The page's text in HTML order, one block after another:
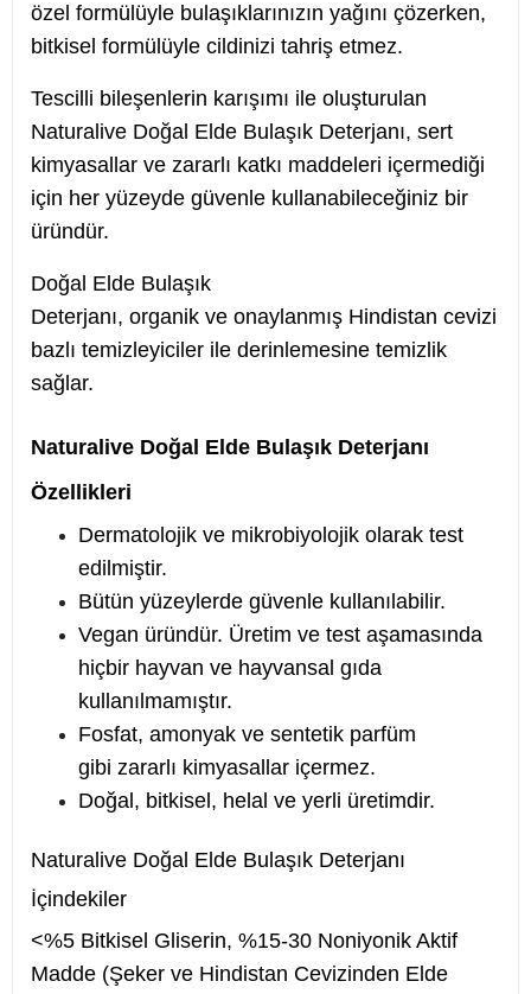
özel formülüyle bulaşıklarınızın yağını çözerken,
bitkisel formülüyle cildinizi tahriş etmez.
Tescilli bileşenlerin karışımı ile oluşturulan
Naturalive Doğal Elde Bulaşık Deterjanı, sert
kimyasallar ve zararlı katkı maddeleri içermediği
için her yüzeyde güvenle kullanabileceğiniz bir
üründür.
Doğal Elde Bulaşık
Deterjanı, organik ve onaylanmış Hindistan cevizi
bazlı temizleyiciler ile derinlemesine temizlik
sağlar.
Naturalive Doğal Elde Bulaşık Deterjanı
Özellikleri
Dermatolojik ve mikrobiyolojik olarak test
edilmiştir.
Bütün yüzeylerde güvenle kullanılabilir.
Vegan üründür. Üretim ve test aşamasında
hiçbir hayvan ve hayvansal gıda
kullanılmamıştır.
Fosfat, amonyak ve sentetik parfüm
gibi zararlı kimyasallar içermez.
Doğal, bitkisel, helal ve yerli üretimdir.
Naturalive Doğal Elde Bulaşık Deterjanı
İçindekiler
<%5 Bitkisel Gliserin, %15-30 Noniyonik Aktif
Madde (Şeker ve Hindistan Cevizinden Elde